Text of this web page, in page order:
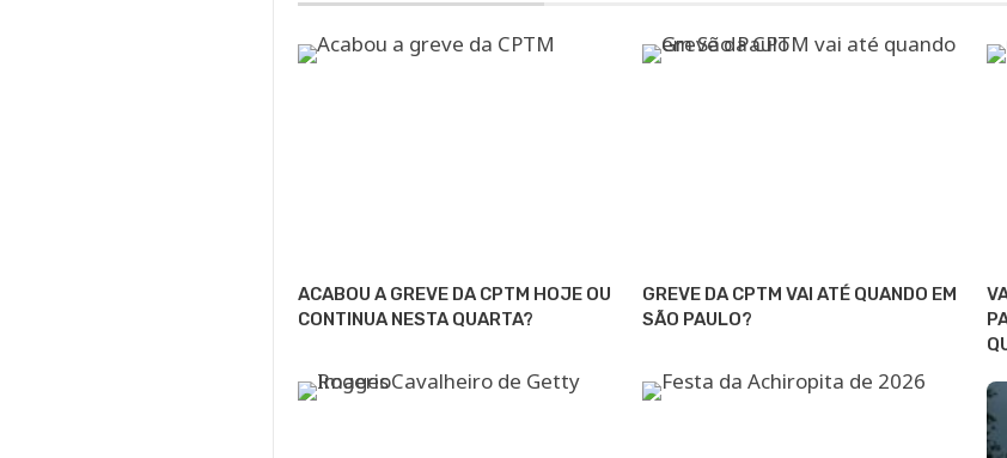
ACABOU A GREVE DA CPTM HOJE OU
CONTINUA NESTA QUARTA?
GREVE DA CPTM VAI ATÉ QUANDO EM
SÃO PAULO?